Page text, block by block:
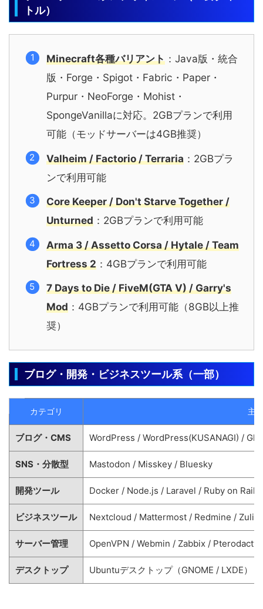
トル）
Minecraft各種バリアント：Java版・統合
版・Forge・Spigot・Fabric・Paper・
Purpur・NeoForge・Mohist・
SpongeVanillaに対応。2GBプランで利用
可能（モッドサーバーは4GB推奨）
Valheim / Factorio / Terraria：2GBプラ
ンで利用可能
Core Keeper / Don't Starve Together /
Unturned：2GBプランで利用可能
Arma 3 / Assetto Corsa / Hytale / Team
Fortress 2：4GBプランで利用可能
7 Days to Die / FiveM(GTA V) / Garry's
Mod：4GBプランで利用可能（8GB以上推
奨）
ブログ・開発・ビジネスツール系（一部）
カテゴリ 主
ブログ・CMS WordPress / WordPress(KUSANAGI) /
SNS・分散型 Mastodon / Misskey / Bluesky
開発ツール Docker / Node.js / Laravel / Ruby on
ビジネスツール Nextcloud / Mattermost / Redmine / Zulip
サーバー管理 OpenVPN / Webmin / Zabbix /
デスクトップ Ubuntuデスクトップ（GNOME / LXDE）